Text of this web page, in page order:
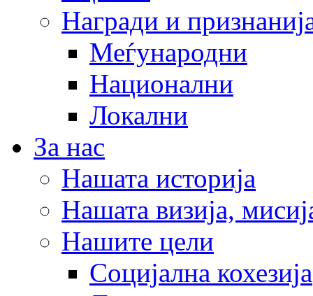
Награди и
Меѓународни
Национални
Локални
За нас
Нашата историја
Нашата визија,
Нашите цели
Социјална кохезија